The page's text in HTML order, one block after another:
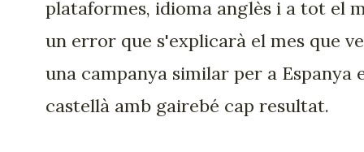
plataformes, idioma anglès i a tot el
un error que s'explicarà el mes que
una campanya similar per a Espanya
castellà amb gairebé cap resultat.